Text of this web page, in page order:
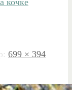
кочке
699 × 394